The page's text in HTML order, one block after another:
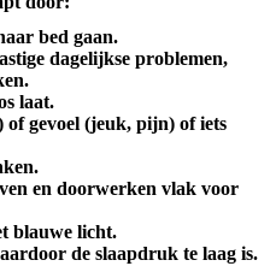
bed gaan.
dagelijkse problemen,
laat.
of gevoel (jeuk, pijn) of iets
en doorwerken vlak voor
blauwe licht.
de slaapdruk te laag is.